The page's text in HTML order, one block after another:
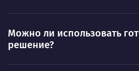
Можно ли использовать
решение?